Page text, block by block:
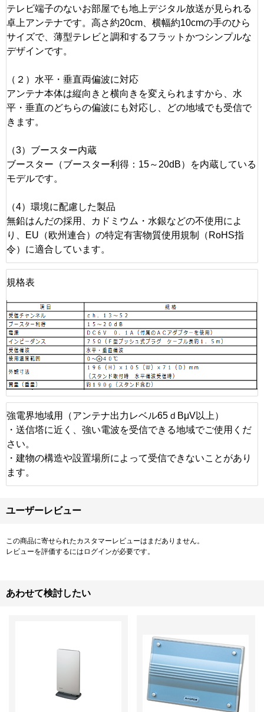
テレビ端子のないお部屋でも地上デジタル放送が見られる
卓上アンテナです。高さ約20cm、横幅約10cmの手のひら
サイズで、薄型テレビと調和するフラットかつシンプルな
デザインです。
（２）水平・垂直両偏波に対応
アンテナ本体は縦向きと横向きを変えられますから、水
平・垂直のどちらの偏波にも対応し、どの地域でも受信で
きます。
（3）ブースター内蔵
ブースター（ブースター利得：15～20dB）を内蔵している
モデルです。
（4）環境に配慮した製品
無鉛はんだの採用、カドミウム・水銀などの不使用によ
り、EU（欧州連合）の特定有害物質使用規制（RoHS指
令）に適合しています。
規格表
強電界地域用（アンテナ出力レベル65ｄBμV以上）
・送信塔に近く、強い電波を受信できる地域でご使用くだ
さい。
・建物の構造や設置場所によって受信できないことがあり
ます。
ユーザーレビュー
この商品に寄せられたカスタマーレビューはまだありません。
レビューを評価するには ログインが必要です。
あわせて検討したい